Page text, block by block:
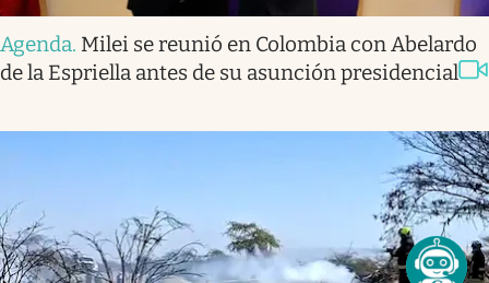
Agenda. Milei se reunió en Colombia con Abelardo
de la Espriella antes de su asunción presidencial